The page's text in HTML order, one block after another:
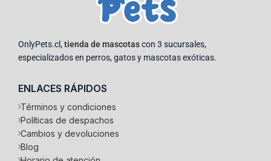
OnlyPets.cl,tienda de mascotascon 3 sucursales,
especializados en perros, gatos y mascotas exóticas.
ENLACES RÁPIDOS
Términos y condiciones
Políticas de despachos
Cambios y devoluciones
Blog